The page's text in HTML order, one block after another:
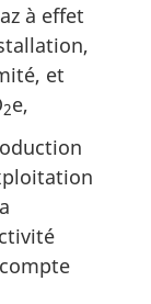
à effet
et
2e,